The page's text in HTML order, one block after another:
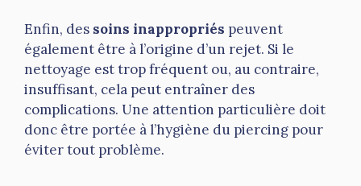
Enfin, des soins inappropriés peuvent
également être à l’origine d’un rejet. Si le
nettoyage est trop fréquent ou, au contraire,
insuffisant, cela peut entraîner des
complications. Une attention particulière doit
donc être portée à l’hygiène du piercing pour
éviter tout problème.